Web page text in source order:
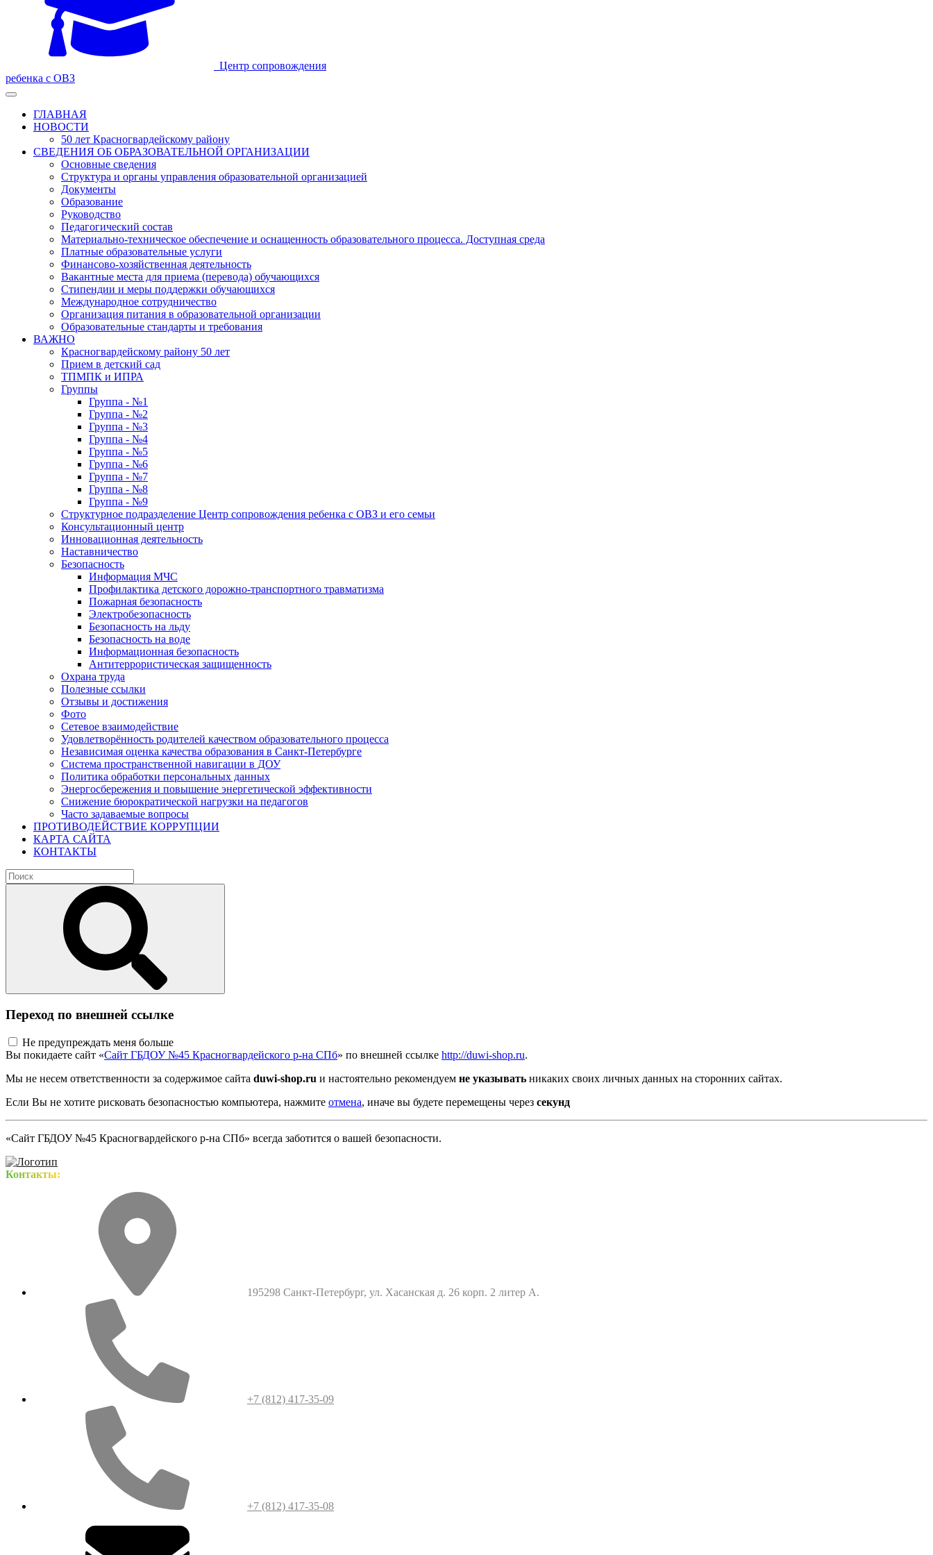
Центр сопровождения
ребенка с ОВЗ
ГЛАВНАЯ
НОВОСТИ
50 лет Красногвардейскому району
СВЕДЕНИЯ ОБ ОБРАЗОВАТЕЛЬНОЙ ОРГАНИЗАЦИИ
Основные сведения
Структура и органы управления образовательной организацией
Документы
Образование
Руководство
Педагогический состав
Материально-техническое обеспечение и оснащенность образовательного процесса. Доступная среда
Платные образовательные услуги
Финансово-хозяйственная деятельность
Вакантные места для приема (перевода) обучающихся
Стипендии и меры поддержки обучающихся
Международное сотрудничество
Организация питания в образовательной организации
Образовательные стандарты и требования
ВАЖНО
Красногвардейскому району 50 лет
Прием в детский сад
ТПМПК и ИПРА
Группы
Группа - №1
Группа - №2
Группа - №3
Группа - №4
Группа - №5
Группа - №6
Группа - №7
Группа - №8
Группа - №9
Структурное подразделение Центр сопровождения ребенка с ОВЗ и его семьи
Консультационный центр
Инновационная деятельность
Наставничество
Безопасность
Информация МЧС
Профилактика детского дорожно-транспортного травматизма
Пожарная безопасность
Электробезопасность
Безопасность на льду
Безопасность на воде
Информационная безопасность
Антитеррористическая защищенность
Охрана труда
Полезные ссылки
Отзывы и достижения
Фото
Сетевое взаимодействие
Удовлетворённость родителей качеством образовательного процесса
Независимая оценка качества образования в Санкт-Петербурге
Система пространственной навигации в ДОУ
Политика обработки персональных данных
Энергосбережения и повышение энергетической эффективности
Снижение бюрократической нагрузки на педагогов
Часто задаваемые вопросы
ПРОТИВОДЕЙСТВИЕ КОРРУПЦИИ
КАРТА САЙТА
КОНТАКТЫ
Переход по внешней ссылке
Не предупреждать меня больше
Вы покидаете сайт «Сайт ГБДОУ №45 Красногвардейского р-на СПб» по внешней ссылке http://duwi-shop.ru.
Мы не несем ответственности за содержимое сайта duwi-shop.ru и настоятельно рекомендуем не указывать никаких своих личных данных на сторонних сайтах.
Если Вы не хотите рисковать безопасностью компьютера, нажмите отмена, иначе вы будете перемещены через секунд
«Сайт ГБДОУ №45 Красногвардейского р-на СПб» всегда заботится о вашей безопасности.
Контакты:
195298 Санкт-Петербург, ул. Хасанская д. 26 корп. 2 литер А.
+7 (812) 417-35-09
+7 (812) 417-35-08